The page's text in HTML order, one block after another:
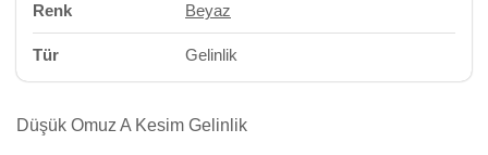
Renk Beyaz
Tür Gelinlik
Düşük Omuz A Kesim Gelinlik